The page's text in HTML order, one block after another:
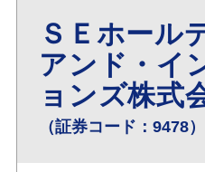
ＳＥホール
アンド・イ
ョンズ株式
（証券コード：9478）